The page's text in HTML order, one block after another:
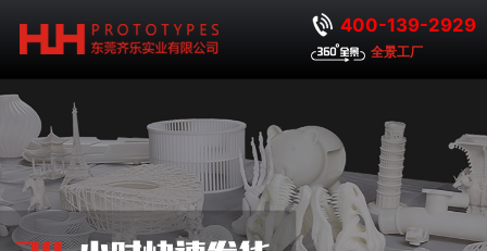
400-139-2929
全景工厂